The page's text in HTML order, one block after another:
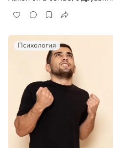
Психология